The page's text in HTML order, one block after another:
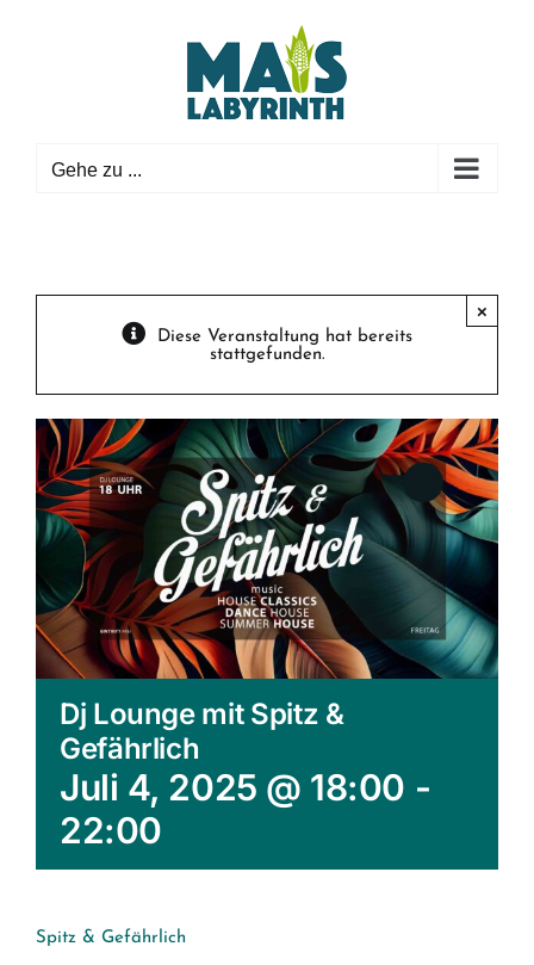
Gehe zu ...
Diese Veranstaltung hat bereits
stattgefunden.
×
Dj Lounge mit Spitz &
Gefährlich
Juli 4, 2025 @ 18:00 -
22:00
Spitz & Gefährlich